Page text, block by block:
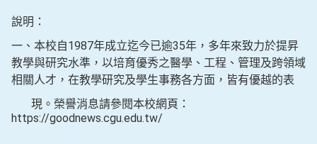
說明：
一、本校自1987年成立迄今已逾35年，多年來致力於提昇
教學與研究水準，以培育優秀之醫學、工程、管理及跨領域
相關人才，在教學研究及學生事務各方面，皆有優越的表
現。榮譽消息請參閱本校網頁：
https://goodnews.cgu.edu.tw/